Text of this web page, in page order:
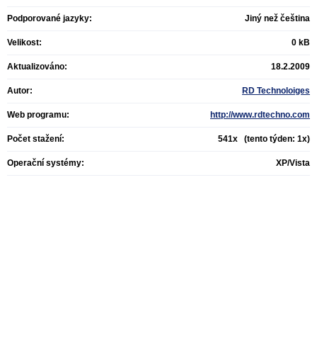
Podporované jazyky: Jiný než čeština
Velikost: 0 kB
Aktualizováno: 18.2.2009
Autor: RD Technoloiges
Web programu: http://www.rdtechno.com
Počet stažení: 541x (tento týden: 1x)
Operační systémy: XP/Vista